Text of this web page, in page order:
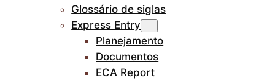
Glossário de siglas
Express Entry
Planejamento
Documentos
ECA Report